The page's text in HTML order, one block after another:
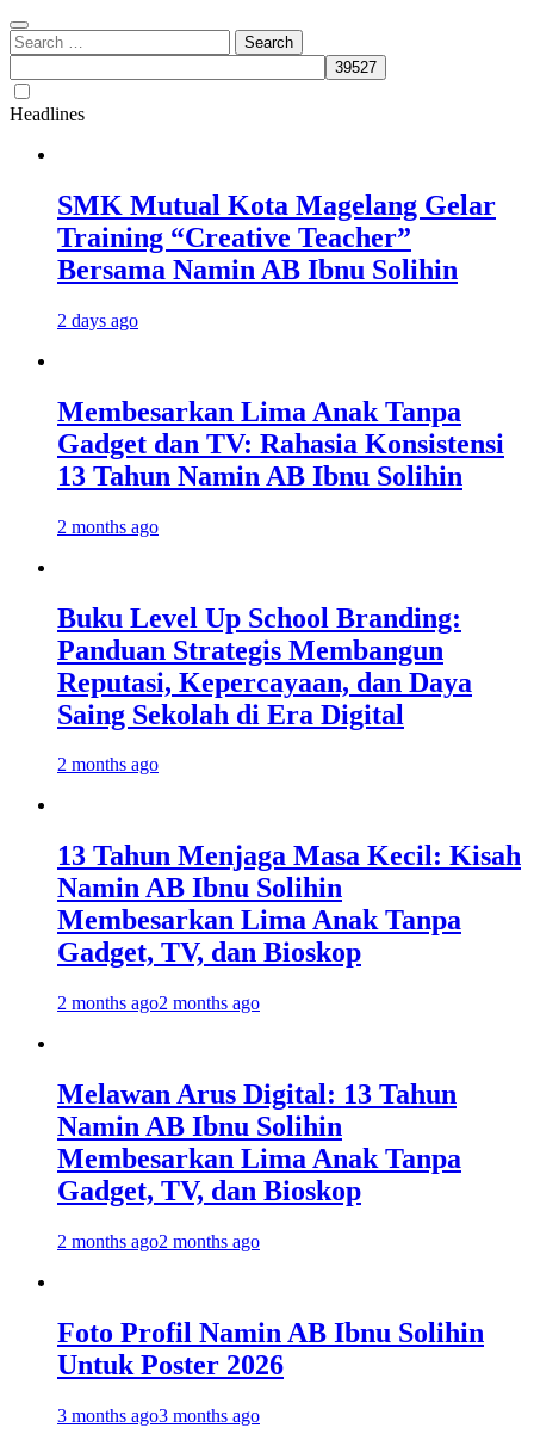
Search
for:
Headlines
SMK Mutual Kota Magelang Gelar
Training “Creative Teacher”
Bersama Namin AB Ibnu Solihin
2 days ago
Membesarkan Lima Anak Tanpa
Gadget dan TV: Rahasia Konsistensi
13 Tahun Namin AB Ibnu Solihin
2 months ago
Buku Level Up School Branding:
Panduan Strategis Membangun
Reputasi, Kepercayaan, dan Daya
Saing Sekolah di Era Digital
2 months ago
13 Tahun Menjaga Masa Kecil: Kisah
Namin AB Ibnu Solihin
Membesarkan Lima Anak Tanpa
Gadget, TV, dan Bioskop
2 months ago2 months ago
Melawan Arus Digital: 13 Tahun
Namin AB Ibnu Solihin
Membesarkan Lima Anak Tanpa
Gadget, TV, dan Bioskop
2 months ago2 months ago
Foto Profil Namin AB Ibnu Solihin
Untuk Poster 2026
3 months ago3 months ago